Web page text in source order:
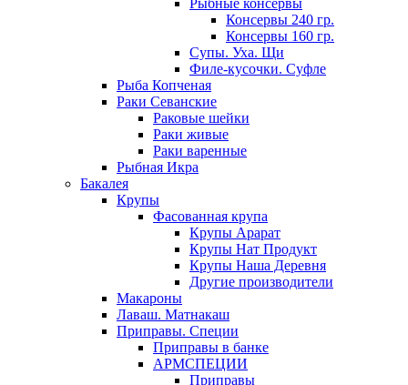
Рыбные консервы
Консервы 240 гр.
Консервы 160 гр.
Супы. Уха. Щи
Филе-кусочки. Суфле
Рыба Копченая
Раки Севанские
Раковые шейки
Раки живые
Раки варенные
Рыбная Икра
Бакалея
Крупы
Фасованная крупа
Крупы Арарат
Крупы Нат Продукт
Крупы Наша Деревня
Другие производители
Макароны
Лаваш. Матнакаш
Приправы. Специи
Приправы в банке
АРМСПЕЦИИ
Приправы